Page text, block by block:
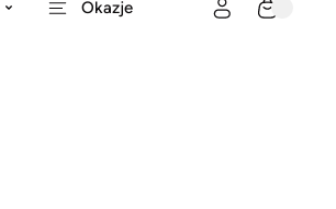
Okazje